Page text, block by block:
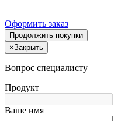
Оформить заказ
Продолжить покупки
×Закрыть
Вопрос специалисту
Продукт
Ваше имя